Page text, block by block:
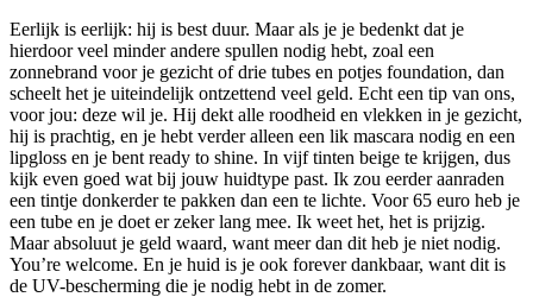
Eerlijk is eerlijk: hij is best duur. Maar als je je bedenkt dat je
hierdoor veel minder andere spullen nodig hebt, zoal een
zonnebrand voor je gezicht of drie tubes en potjes foundation, dan
scheelt het je uiteindelijk ontzettend veel geld. Echt een tip van ons,
voor jou: deze wil je. Hij dekt alle roodheid en vlekken in je gezicht,
hij is prachtig, en je hebt verder alleen een lik mascara nodig en een
lipgloss en je bent ready to shine. In vijf tinten beige te krijgen, dus
kijk even goed wat bij jouw huidtype past. Ik zou eerder aanraden
een tintje donkerder te pakken dan een te lichte. Voor 65 euro heb je
een tube en je doet er zeker lang mee. Ik weet het, het is prijzig.
Maar absoluut je geld waard, want meer dan dit heb je niet nodig.
You’re welcome. En je huid is je ook forever dankbaar, want dit is
de UV-bescherming die je nodig hebt in de zomer.